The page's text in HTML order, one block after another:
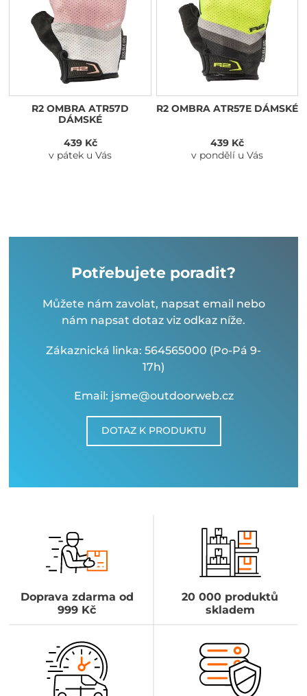
R2 OMBRA ATR57D
DÁMSKÉ
439 Kč
v pátek u Vás
R2 OMBRA ATR57E DÁMSKÉ
439 Kč
v pondělí u Vás
Potřebujete poradit?
Můžete nám zavolat, napsat email nebo
nám napsat dotaz viz odkaz níže.
Zákaznická linka: 564565000 (Po-Pá 9-
17h)
Email: jsme@outdoorweb.cz
DOTAZ K PRODUKTU
Doprava zdarma od
999 Kč
20 000 produktů
skladem